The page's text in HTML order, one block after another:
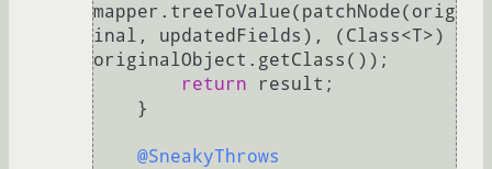
mapper.treeToValue(patchNode(orig
inal, updatedFields), (Class<T>)
originalObject.getClass());
return result;
@SneakyThrows